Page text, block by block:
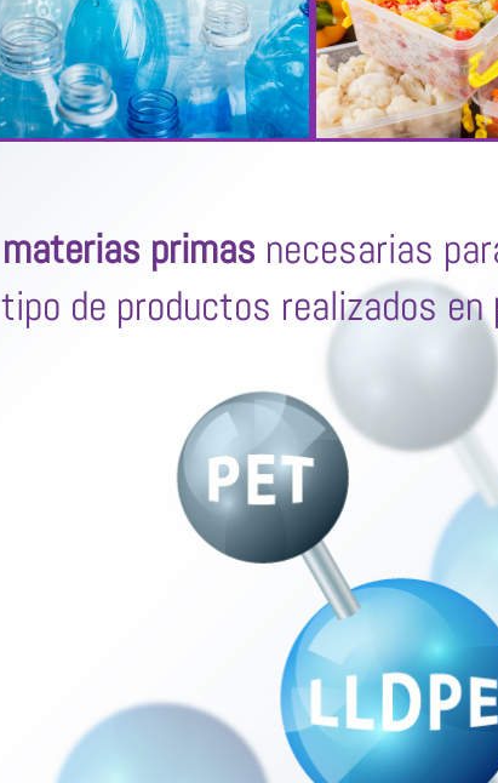
materias primas necesarias
tipo de productos realizados en